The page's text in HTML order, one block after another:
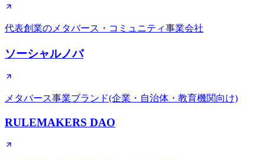
代表創業のメタバース・コミュニティ事業会社
ソーシャルノバ
メタバース事業ブランド(企業・自治体・教育機関向け)
RULEMAKERS DAO